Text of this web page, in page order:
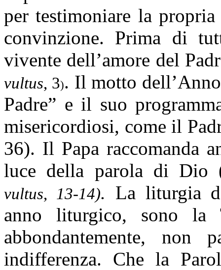
per testimoniare la
convinzione. Prima di
vivente dell’amore del
vultus, 3). Il motto
Padre” e il suo
misericordiosi, come il
36). Il Papa raccomanda
luce della parola di Dio
vultus, 13-14). La liturgia
anno liturgico, sono la
abbondantemente, non
indifferenza. Che la